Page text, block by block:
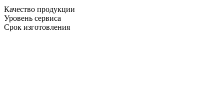
Качество продукции
Уровень сервиса
Срок изготовления